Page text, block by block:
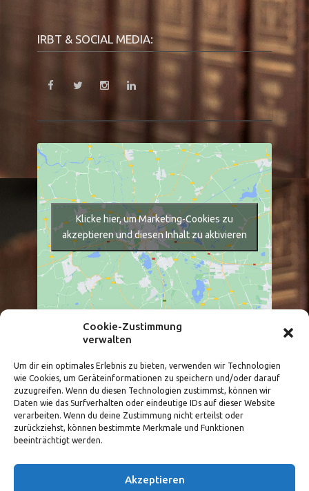
Cookie-Zustimmung
verwalten
Um dir ein optimales Erlebnis zu bieten, verwenden wir Technologien
wie Cookies, um Geräteinformationen zu speichern und/oder darauf
zuzugreifen. Wenn du diesen Technologien zustimmst, können wir
Daten wie das Surfverhalten oder eindeutige IDs auf dieser Website
verarbeiten. Wenn du deine Zustimmung nicht erteilst oder
zurückziehst, können bestimmte Merkmale und Funktionen
beeinträchtigt werden.
Akzeptieren
IRBT & SOCIAL MEDIA:
Klicke hier, um Marketing-Cookies zu
akzeptieren und diesen Inhalt zu aktivieren
Größere Karte anzeigen
Copyright 2015 - 2025 IRB